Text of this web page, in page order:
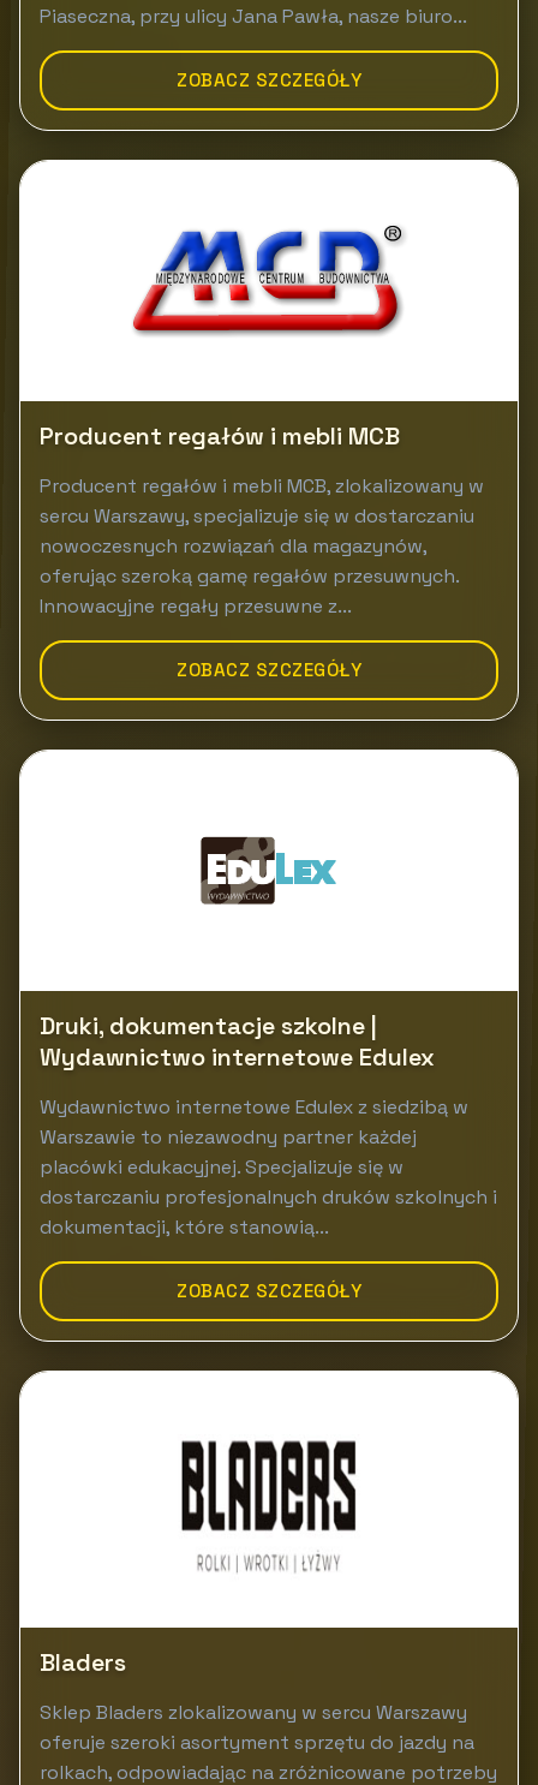
Piaseczna, przy ulicy Jana Pawła, nasze biuro...
ZOBACZ SZCZEGÓŁY
Producent regałów i mebli MCB
Producent regałów i mebli MCB, zlokalizowany w
sercu Warszawy, specjalizuje się w dostarczaniu
nowoczesnych rozwiązań dla magazynów,
oferując szeroką gamę regałów przesuwnych.
Innowacyjne regały przesuwne z...
ZOBACZ SZCZEGÓŁY
Druki, dokumentacje szkolne |
Wydawnictwo internetowe Edulex
Wydawnictwo internetowe Edulex z siedzibą w
Warszawie to niezawodny partner każdej
placówki edukacyjnej. Specjalizuje się w
dostarczaniu profesjonalnych druków szkolnych i
dokumentacji, które stanowią...
ZOBACZ SZCZEGÓŁY
Bladers
Sklep Bladers zlokalizowany w sercu Warszawy
oferuje szeroki asortyment sprzętu do jazdy na
rolkach, odpowiadając na zróżnicowane potrzeby